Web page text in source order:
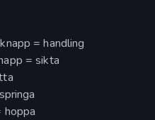
= handling
= sikta
hoppa